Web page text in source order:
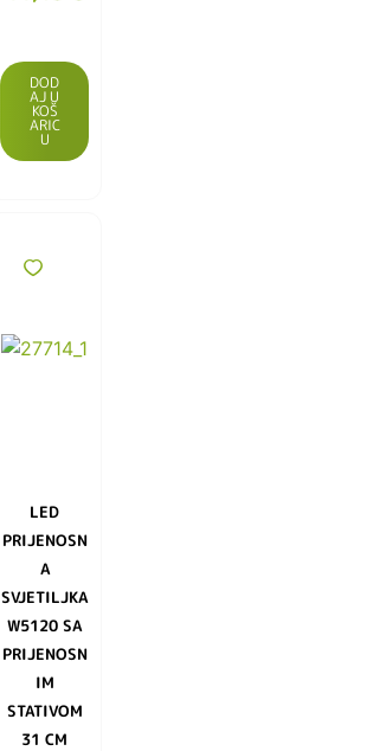
DOD
AJ U
KOŠ
ARIC
U
LED
PRIJENOSN
A
SVJETILJKA
W5120 SA
PRIJENOSN
IM
STATIVOM
31 CM